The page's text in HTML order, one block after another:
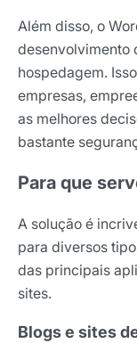
Além disso, o
desenvolvimento
hospedagem.
empresas,
as melhores
bastante
Para que
A solução é
para diversos
das principais
sites.
Blogs e sites